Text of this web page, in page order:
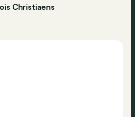
Christiaens